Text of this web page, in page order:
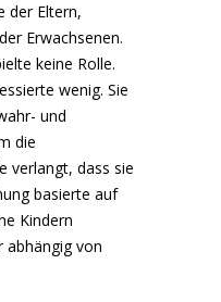
der Eltern,
Erwachsenen.
keine Rolle.
wenig. Sie
und
die
verlangt, dass sie
basierte auf
Kindern
abhängig von